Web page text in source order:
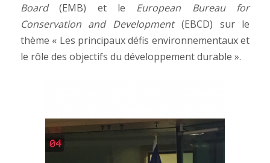
Board(EMB) et le European Bureau for
Conservation and Development(EBCD) sur le
thème « Les principaux défis environnementaux et
le rôle des objectifs du développement durable ».